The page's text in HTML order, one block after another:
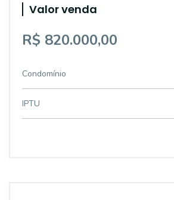
Valor venda
R$ 820.000,00
Condomínio
IPTU